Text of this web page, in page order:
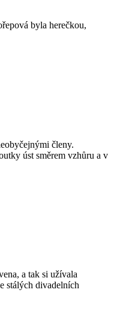
byla herečkou,
členy.
úst směrem vzhůru a v
a tak si užívala
stálých divadelních